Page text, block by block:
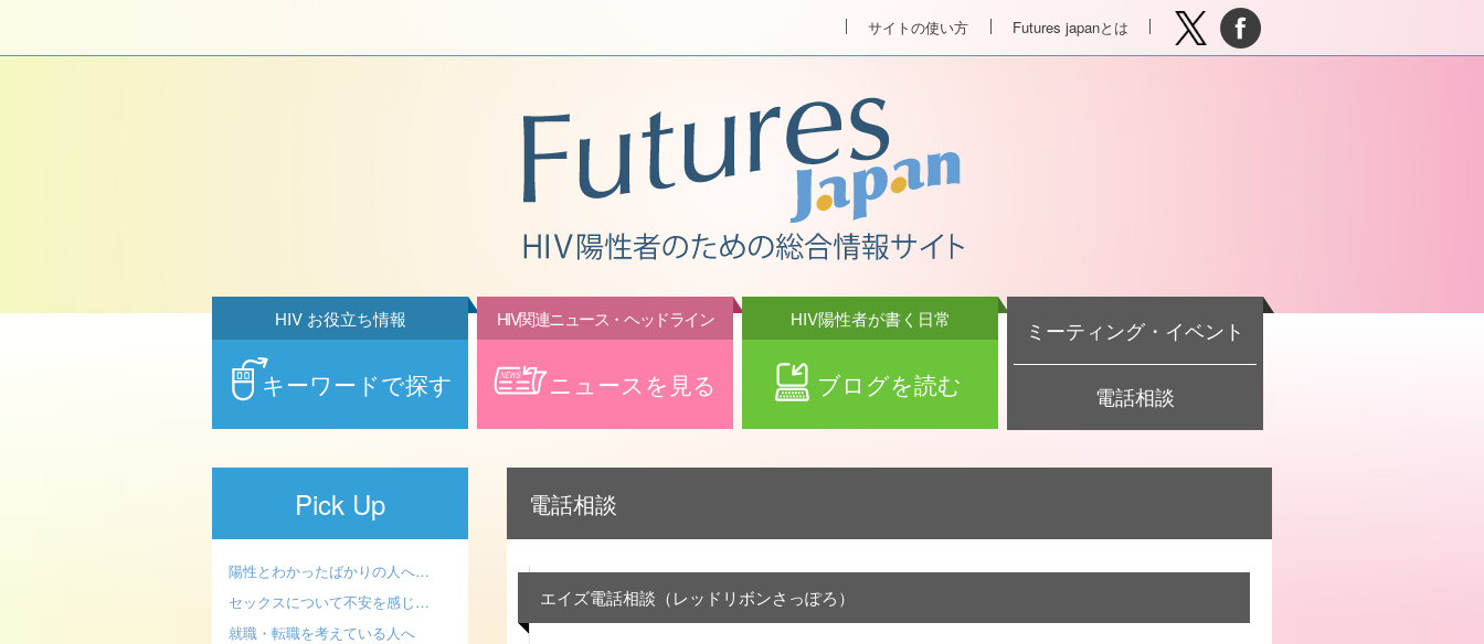
サイトの使い方 Futures japanとは
キーワードで探す
HIV お役立ち情報
ニュースを見る
HIV関連ニュース・ヘッドライン
ブログを読む
HIV陽性者が書く日常 ミーティング・イベント
電話相談
電話相談
エイズ電話相談（レッドリボンさっぽろ）
Pick Up
陽性とわかったばかりの人へ…
セックスについて不安を感じ…
就職・転職を考えている人へ